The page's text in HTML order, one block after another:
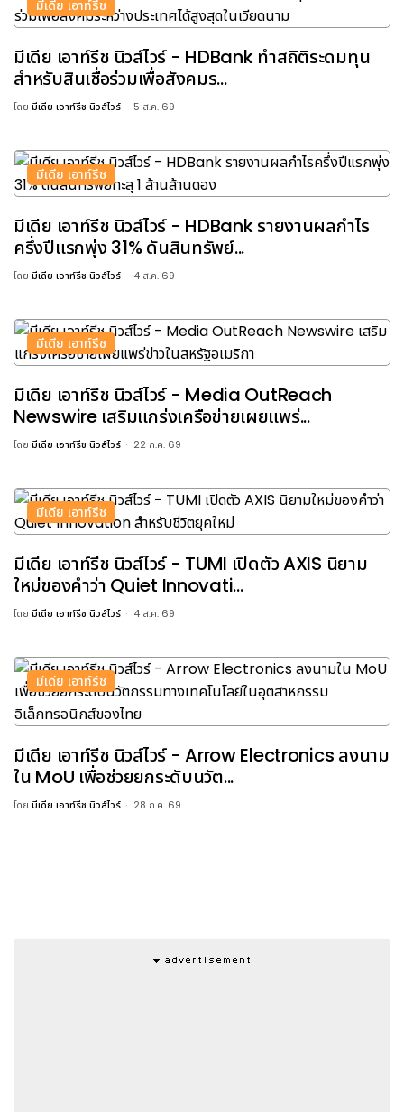
มีเดีย เอาท์รีช
มีเดีย เอาท์รีช นิวส์ไวร์ - HDBank ทำสถิติระดมทุน
สำหรับสินเชื่อร่วมเพื่อสังคมร...
โดย มีเดีย เอาท์รีช นิวส์ไวร์ 5 ส.ค. 69
มีเดีย เอาท์รีช
มีเดีย เอาท์รีช นิวส์ไวร์ - HDBank รายงานผลกำไร
ครึ่งปีแรกพุ่ง 31% ดันสินทรัพย์...
โดย มีเดีย เอาท์รีช นิวส์ไวร์ 4 ส.ค. 69
มีเดีย เอาท์รีช
มีเดีย เอาท์รีช นิวส์ไวร์ - Media OutReach
Newswire เสริมแกร่งเครือข่ายเผยแพร่...
โดย มีเดีย เอาท์รีช นิวส์ไวร์ 22 ก.ค. 69
มีเดีย เอาท์รีช
มีเดีย เอาท์รีช นิวส์ไวร์ - TUMI เปิดตัว AXIS นิยาม
ใหม่ของคำว่า Quiet Innovati...
โดย มีเดีย เอาท์รีช นิวส์ไวร์ 4 ส.ค. 69
มีเดีย เอาท์รีช
มีเดีย เอาท์รีช นิวส์ไวร์ - Arrow Electronics ลงนาม
ใน MoU เพื่อช่วยยกระดับนวัต...
โดย มีเดีย เอาท์รีช นิวส์ไวร์ 28 ก.ค. 69